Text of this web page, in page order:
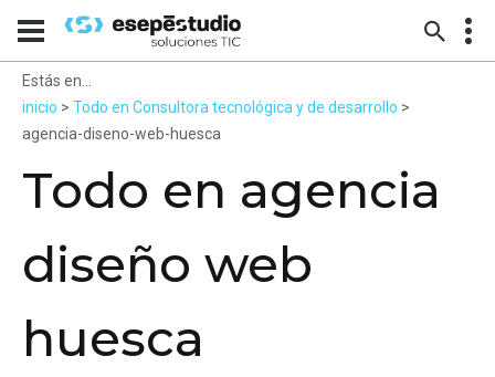
Estás en...
inicio > Todo en Consultora tecnológica y de desarrollo >
agencia-diseno-web-huesca
Todo en agencia
diseño web
huesca